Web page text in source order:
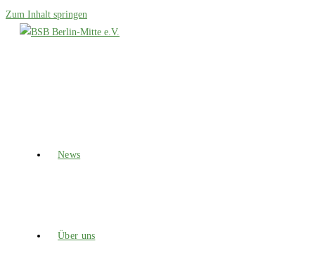
Zum Inhalt springen
News
Über uns